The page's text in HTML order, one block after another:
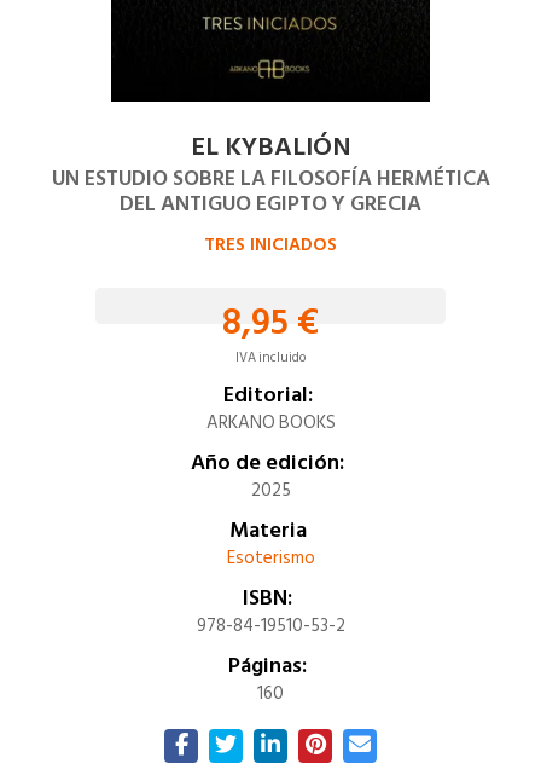
EL KYBALIÓN
UN ESTUDIO SOBRE LA FILOSOFÍA HERMÉTICA
DEL ANTIGUO EGIPTO Y GRECIA
TRES INICIADOS
8,95 €
IVA incluido
Editorial:
ARKANO BOOKS
Año de edición:
2025
Materia
Esoterismo
ISBN:
978-84-19510-53-2
Páginas:
160